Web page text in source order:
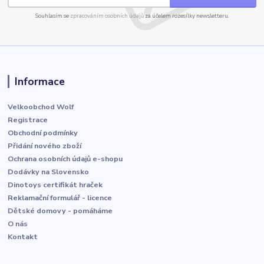
Souhlasím se zpracováním osobních údajůza účelem rozesílky newsletteru.
Informace
Velkoobchod Wolf
Registrace
Obchodní podmínky
Přidání nového zboží
Ochrana osobních údajů e-shopu
Dodávky na Slovensko
Dinotoys certifikát hraček
Reklamační formulář - licence
Dětské domovy - pomáháme
O nás
Kontakt